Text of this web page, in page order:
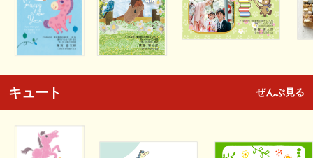
キュート ぜんぶ見る